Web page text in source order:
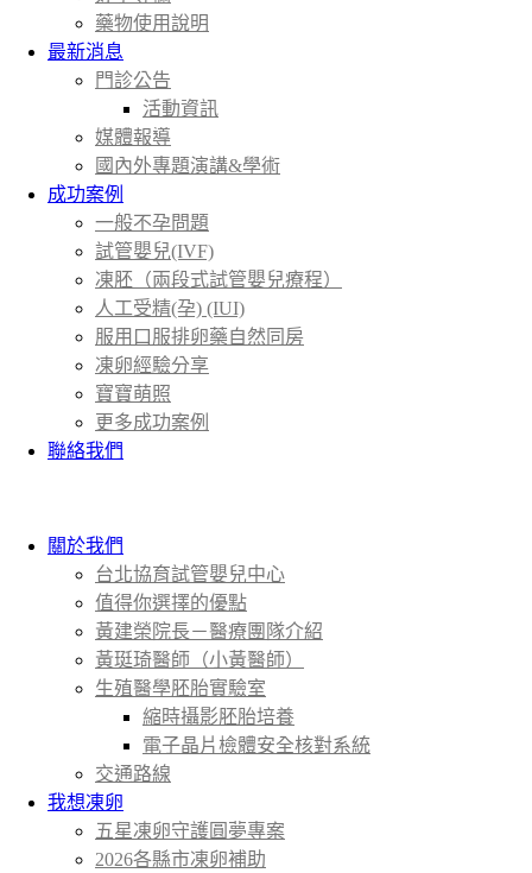
藥物使用說明
最新消息
門診公告
活動資訊
媒體報導
國內外專題演講&學術
成功案例
一般不孕問題
試管嬰兒(IVF)
凍胚（兩段式試管嬰兒療程）
人工受精(孕) (IUI)
服用口服排卵藥自然同房
凍卵經驗分享
寶寶萌照
更多成功案例
聯絡我們
關於我們
台北協育試管嬰兒中心
值得你選擇的優點
黃建榮院長－醫療團隊介紹
黃珽琦醫師（小黃醫師）
生殖醫學胚胎實驗室
縮時攝影胚胎培養
電子晶片檢體安全核對系統
交通路線
我想凍卵
五星凍卵守護圓夢專案
2026各縣市凍卵補助